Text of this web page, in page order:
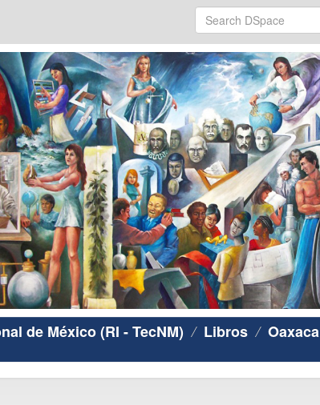
de México (RI - TecNM) Libros Oaxaca